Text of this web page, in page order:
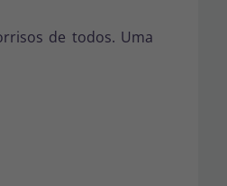
de todos. Uma